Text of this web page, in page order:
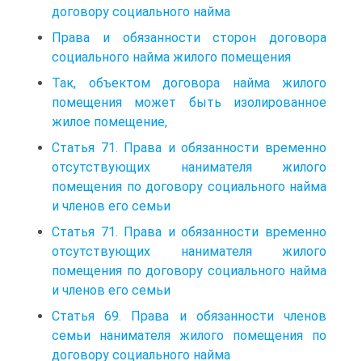
договору социального найма
Права и обязанности сторон договора
социального найма жилого помещения
Так, объектом договора найма жилого
помещения может быть изолированное
жилое помещение,
Статья 71. Права и обязанности временно
отсутствующих нанимателя жилого
помещения по договору социального найма
и членов его семьи
Статья 71. Права и обязанности временно
отсутствующих нанимателя жилого
помещения по договору социального найма
и членов его семьи
Статья 69. Права и обязанности членов
семьи нанимателя жилого помещения по
договору социального найма